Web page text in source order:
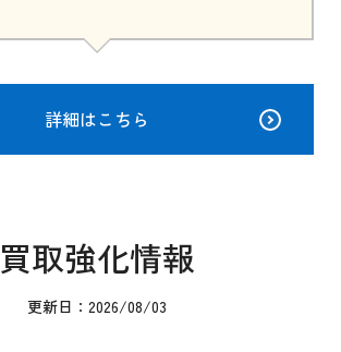
詳細はこちら
買取強化情報
更新日：2026/08/03